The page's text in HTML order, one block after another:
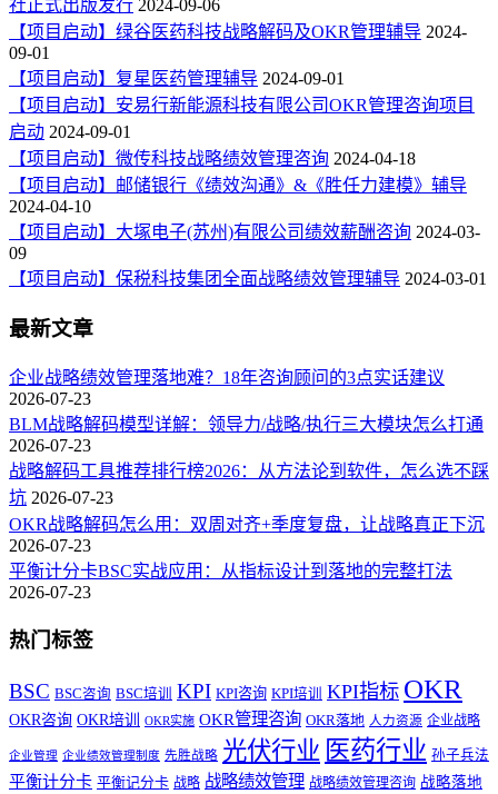
社正式出版发行 2024-09-06
【项目启动】绿谷医药科技战略解码及OKR管理辅导 2024-
09-01
【项目启动】复星医药管理辅导 2024-09-01
【项目启动】安易行新能源科技有限公司OKR管理咨询项目
启动 2024-09-01
【项目启动】微传科技战略绩效管理咨询 2024-04-18
【项目启动】邮储银行《绩效沟通》&《胜任力建模》辅导
2024-04-10
【项目启动】大塚电子(苏州)有限公司绩效薪酬咨询 2024-03-
09
【项目启动】保税科技集团全面战略绩效管理辅导 2024-03-01
最新文章
企业战略绩效管理落地难？18年咨询顾问的3点实话建议
2026-07-23
BLM战略解码模型详解：领导力/战略/执行三大模块怎么打通
2026-07-23
战略解码工具推荐排行榜2026：从方法论到软件，怎么选不踩
坑 2026-07-23
OKR战略解码怎么用：双周对齐+季度复盘，让战略真正下沉
2026-07-23
平衡计分卡BSC实战应用：从指标设计到落地的完整打法
2026-07-23
热门标签
BSC BSC咨询 BSC培训 KPI KPI咨询 KPI培训 KPI指标 OKR
OKR咨询 OKR培训 OKR实施 OKR管理咨询 OKR落地 人力资源 企业战略
企业管理 企业绩效管理制度 先胜战略 光伏行业 医药行业 孙子兵法
平衡计分卡 平衡记分卡 战略 战略绩效管理 战略绩效管理咨询 战略落地